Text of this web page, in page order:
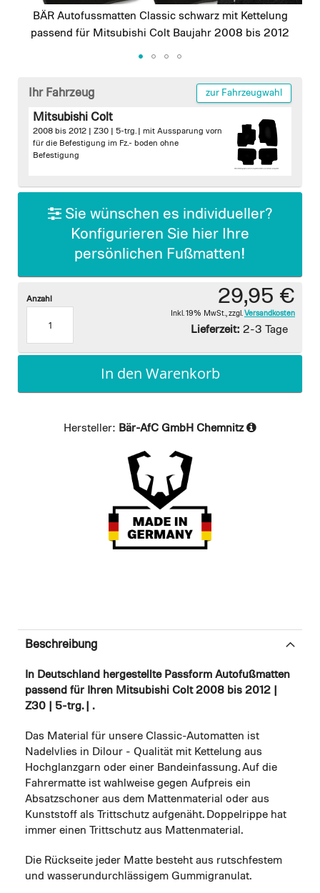
BÄR Autofussmatten Classic schwarz mit Kettelung
passend für Mitsubishi Colt Baujahr 2008 bis 2012
beginning
gallery
Ihr Fahrzeug zur Fahrzeugwahl
Mitsubishi Colt
2008 bis 2012 | Z30 | 5-trg. | mit Aussparung vorn
für die Befestigung im Fz.- boden ohne
Befestigung
Sie wünschen es individueller?
Konfigurieren Sie hier Ihre
persönlichen Fußmatten!
29,95 €
Inkl. 19% MwSt. zzgl. Versandkosten
Lieferzeit: 2-3 Tage
Anzahl
In den Warenkorb
Hersteller: Bär-AfC GmbH Chemnitz
Beschreibung
In Deutschland hergestellte Passform Autofußmatten
passend für Ihren Mitsubishi Colt 2008 bis 2012 |
Z30 | 5-trg. | .
Das Material für unsere Classic-Automatten ist
Nadelvlies in Dilour - Qualität mit Kettelung aus
Hochglanzgarn oder einer Bandeinfassung. Auf die
Fahrermatte ist wahlweise gegen Aufpreis ein
Absatzschoner aus dem Mattenmaterial oder aus
Kunststoff als Trittschutz aufgenäht. Doppelrippe hat
immer einen Trittschutz aus Mattenmaterial.
Die Rückseite jeder Matte besteht aus rutschfestem
und wasserundurchlässigem Gummigranulat.